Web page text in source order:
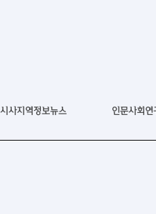
시사지역정보뉴스 인문사회